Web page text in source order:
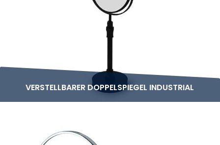
VERSTELLBARER DOPPELSPIEGEL INDUSTRIAL